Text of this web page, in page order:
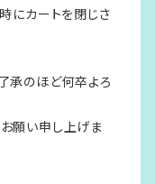
にカートを閉じさ
承のほど何卒よろ
願い申し上げま